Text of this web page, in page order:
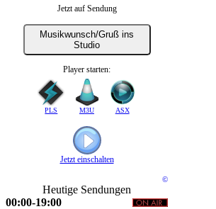
Jetzt auf Sendung
Musikwunsch/Gruß ins
Studio
Player starten:
PLS M3U ASX
Jetzt einschalten
©
Heutige Sendungen
00:00-19:00